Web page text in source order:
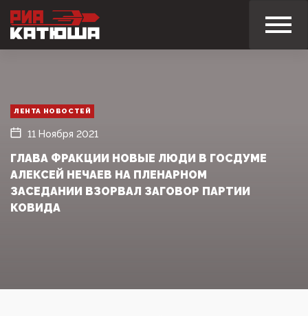
ЛЕНТА НОВОСТЕЙ
11 Ноября 2021
ГЛАВА ФРАКЦИИ НОВЫЕ ЛЮДИ В ГОСДУМЕ
АЛЕКСЕЙ НЕЧАЕВ НА ПЛЕНАРНОМ
ЗАСЕДАНИИ ВЗОРВАЛ ЗАГОВОР ПАРТИИ
КОВИДА